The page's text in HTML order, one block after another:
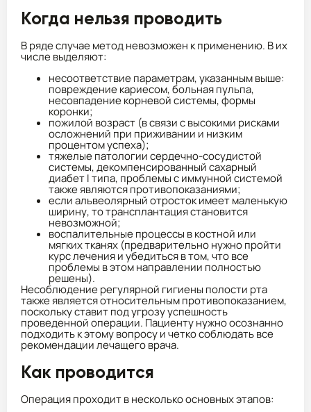
Когда нельзя проводить
В ряде случае метод невозможен к применению. В их
числе выделяют:
несоответствие параметрам, указанным выше:
повреждение кариесом, больная пульпа,
несовпадение корневой системы, формы
коронки;
пожилой возраст (в связи с высокими рисками
осложнений при приживании и низким
процентом успеха);
тяжелые патологии сердечно-сосудистой
системы, декомпенсированный сахарный
диабет I типа, проблемы с иммунной системой
также являются противопоказаниями;
если альвеолярный отросток имеет маленькую
ширину, то трансплантация становится
невозможной;
воспалительные процессы в костной или
мягких тканях (предварительно нужно пройти
курс лечения и убедиться в том, что все
проблемы в этом направлении полностью
решены).
Несоблюдение регулярной гигиены полости рта
также является относительным противопоказанием,
поскольку ставит под угрозу успешность
проведенной операции. Пациенту нужно осознанно
подходить к этому вопросу и четко соблюдать все
рекомендации лечащего врача.
Как проводится
Операция проходит в несколько основных этапов: